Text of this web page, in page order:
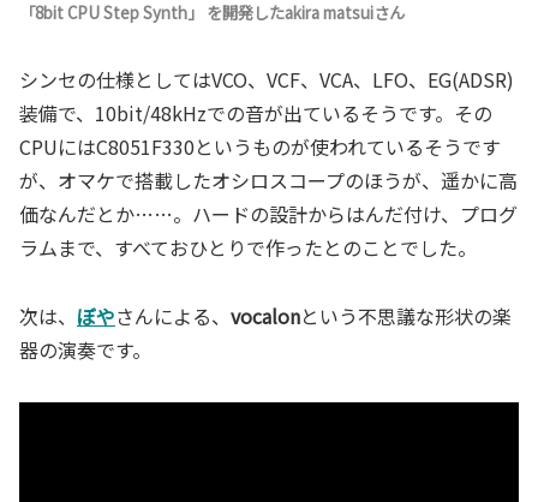
「8bit CPU Step Synth」 を開発したakira matsuiさん
シンセの仕様としてはVCO、VCF、VCA、LFO、EG(ADSR)
装備で、10bit/48kHzでの音が出ているそうです。その
CPUにはC8051F330というものが使われているそうです
が、オマケで搭載したオシロスコープのほうが、遥かに高
価なんだとか……。ハードの設計からはんだ付け、プログ
ラムまで、すべておひとりで作ったとのことでした。
次は、 ぼやさんによる、 vocalonという不思議な形状の楽
器の演奏です。